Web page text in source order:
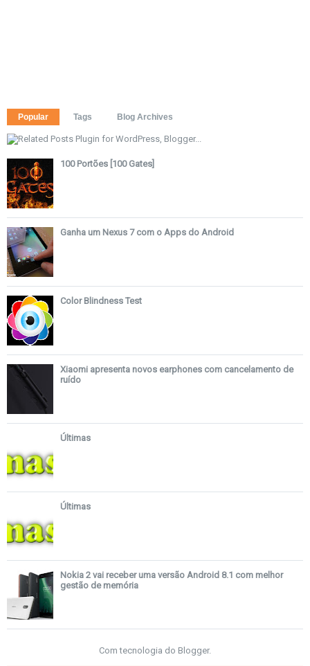
Popular Tags Blog Archives
100 Portões [100 Gates]
Ganha um Nexus 7 com o Apps do Android
Color Blindness Test
Xiaomi apresenta novos earphones com cancelamento de
ruído
Últimas
Últimas
Nokia 2 vai receber uma versão Android 8.1 com melhor
gestão de memória
Com tecnologia do Blogger.